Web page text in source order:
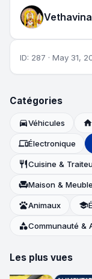
ID: 287 · May 31,
Catégories
directions_carVéhicules home
devicesÉlectronique
restaurantCuisine &
chairMaison &
petsAnimaux school
categoryCommunauté &
Les plus vues